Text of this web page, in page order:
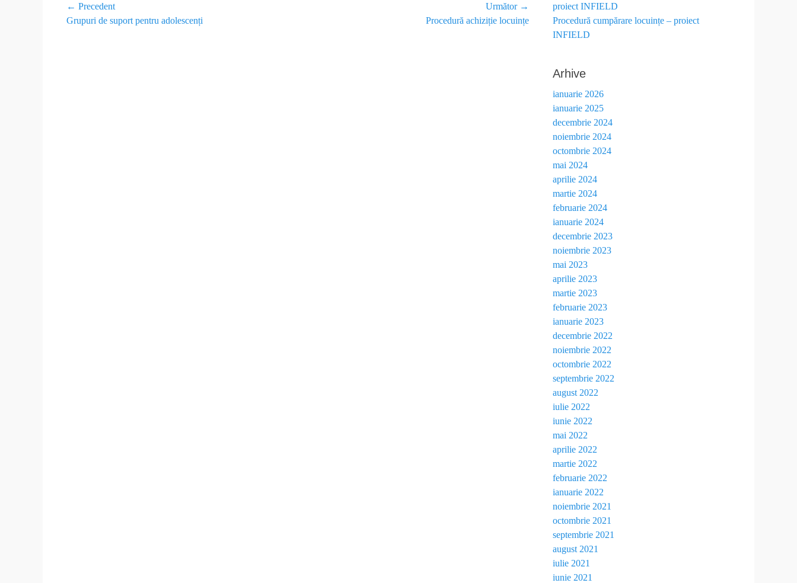
← Precedent
Grupuri de suport pentru adolescenți
Următor →
Procedură achiziție locuințe
proiect INFIELD
Procedură cumpărare locuințe – proiect
INFIELD
Arhive
ianuarie 2026
ianuarie 2025
decembrie 2024
noiembrie 2024
octombrie 2024
mai 2024
aprilie 2024
martie 2024
februarie 2024
ianuarie 2024
decembrie 2023
noiembrie 2023
mai 2023
aprilie 2023
martie 2023
februarie 2023
ianuarie 2023
decembrie 2022
noiembrie 2022
octombrie 2022
septembrie 2022
august 2022
iulie 2022
iunie 2022
mai 2022
aprilie 2022
martie 2022
februarie 2022
ianuarie 2022
noiembrie 2021
octombrie 2021
septembrie 2021
august 2021
iulie 2021
iunie 2021